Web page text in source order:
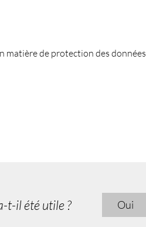
matière de protection des données.
t-il été utile ? Oui